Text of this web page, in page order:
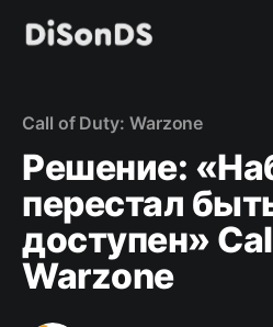
Call of Duty: Warzone
Решение:
перестал
доступен»
Warzone